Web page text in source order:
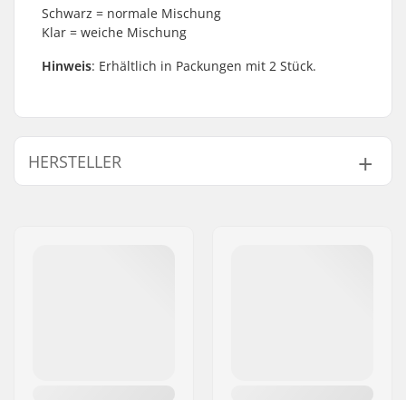
Schwarz = normale Mischung
Klar = weiche Mischung
Hinweis: Erhältlich in Packungen mit 2 Stück.
HERSTELLER